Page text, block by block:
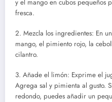
y el mango en cubos pequeños
fresca.
2. Mezcla los ingredientes: En
mango, el pimiento rojo, la
cilantro.
3. Añade el limón: Exprime el
Agrega sal y pimienta al gusto.
redondo, puedes añadir un